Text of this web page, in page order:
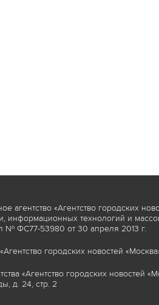
«Агентство городских
технологий и
№ ФС77-53980 от 30 апреля 2013 г.
городских новостей
«Агентство городских новостей
д. 24, стр. 2